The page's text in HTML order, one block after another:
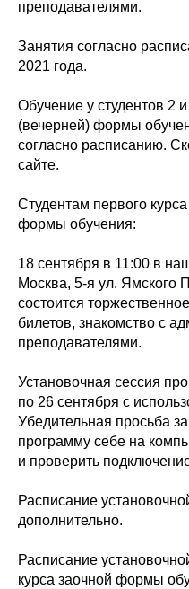
преподавателями.
Занятия согласно
2021 года.
Обучение у студентов 2
(вечерней) формы
согласно расписанию.
сайте.
Студентам первого
формы обучения:
18 сентября в 11:00 в
Москва, 5-я ул. Ямского
состоится
билетов, знакомство с
преподавателями.
Установочная сессия
по 26 сентября с
Убедительная просьба
программу себе на
и проверить
Расписание
дополнительно.
Расписание
курса заочной формы